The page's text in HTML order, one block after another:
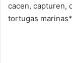
cacen, capturen,
tortugas marinas*